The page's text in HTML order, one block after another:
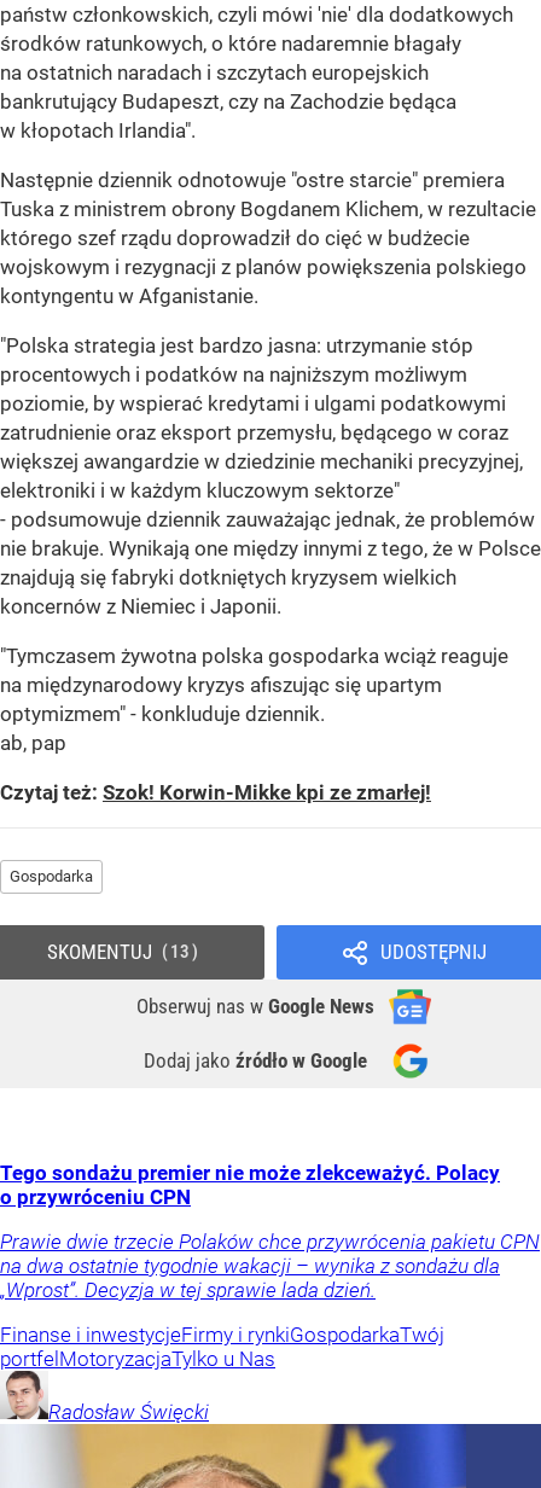
państw członkowskich, czyli mówi 'nie' dla dodatkowych
środków ratunkowych, o które nadaremnie błagały
na ostatnich naradach i szczytach europejskich
bankrutujący Budapeszt, czy na Zachodzie będąca
w kłopotach Irlandia".
Następnie dziennik odnotowuje "ostre starcie" premiera
Tuska z ministrem obrony Bogdanem Klichem, w rezultacie
którego szef rządu doprowadził do cięć w budżecie
wojskowym i rezygnacji z planów powiększenia polskiego
kontyngentu w Afganistanie.
"Polska strategia jest bardzo jasna: utrzymanie stóp
procentowych i podatków na najniższym możliwym
poziomie, by wspierać kredytami i ulgami podatkowymi
zatrudnienie oraz eksport przemysłu, będącego w coraz
większej awangardzie w dziedzinie mechaniki precyzyjnej,
elektroniki i w każdym kluczowym sektorze"
- podsumowuje dziennik zauważając jednak, że problemów
nie brakuje. Wynikają one między innymi z tego, że w Polsce
znajdują się fabryki dotkniętych kryzysem wielkich
koncernów z Niemiec i Japonii.
"Tymczasem żywotna polska gospodarka wciąż reaguje
na międzynarodowy kryzys afiszując się upartym
optymizmem" - konkluduje dziennik.
ab, pap
Czytaj też: Szok! Korwin-Mikke kpi ze zmarłej!
Gospodarka
UDOSTĘPNIJ
Obserwuj nas w Google News
Dodaj jako źródło w Google
SKOMENTUJ 13
Tego sondażu premier nie może zlekceważyć. Polacy
o przywróceniu CPN
Prawie dwie trzecie Polaków chce przywrócenia pakietu CPN
na dwa ostatnie tygodnie wakacji – wynika z sondażu dla
„Wprost”. Decyzja w tej sprawie lada dzień.
Finanse i inwestycjeFirmy i rynkiGospodarkaTwój
portfel MotoryzacjaTylko u Nas
Radosław Święcki